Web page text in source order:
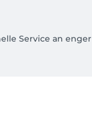
Service an enger